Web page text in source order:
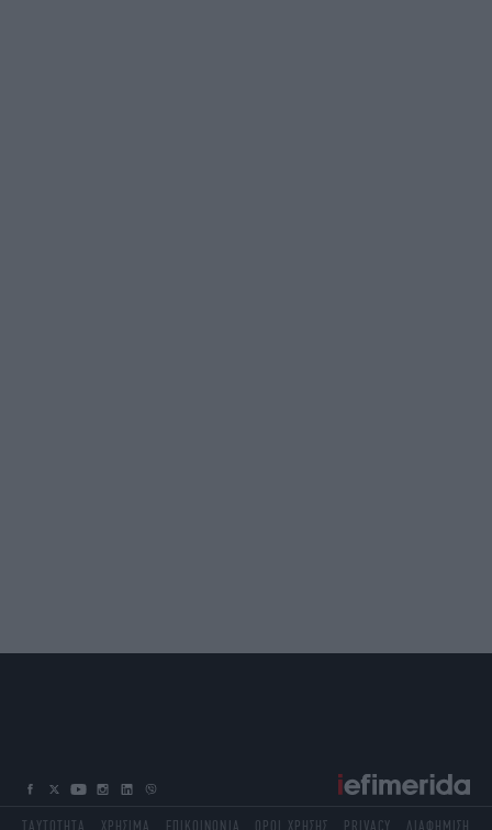
ΤΑΥΤΟΤΗΤΑ ΧΡΗΣΙΜΑ ΕΠΙΚΟΙΝΩΝΙΑ ΟΡΟΙ ΧΡΗΣΗΣ PRIVACY ΔΙΑΦΗΜΙΣΗ